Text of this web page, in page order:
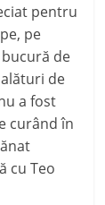
pentru
pe
de
de
a fost
curând în
cu Teo